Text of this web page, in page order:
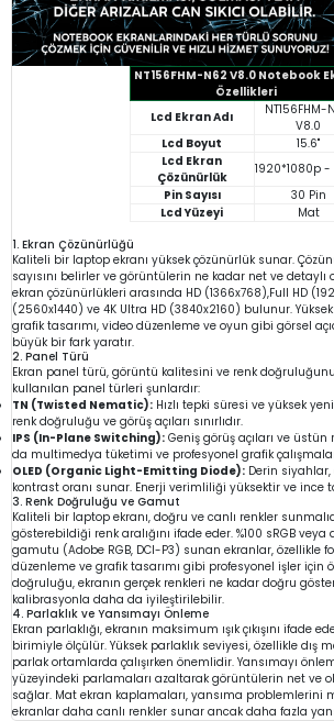
NT156FHM-N62 V8.0 Notebook
Özellikleri
Lcd Ekran Adı
NT156FHM-
V8.0
Lcd Boyut
15.6"
Lcd Ekran
Çözünürlük
1920*1080p -
Pin Sayısı
30 Pin
Lcd Yüzeyi
Mat
1. Ekran Çözünürlüğü
Kaliteli bir laptop ekranı yüksek çözünürlük sunar.
sayısını belirler ve görüntülerin ne kadar net ve detaylı
ekran çözünürlükleri arasında HD (1366x768),Full HD
(2560x1440) ve 4K Ultra HD (3840x2160) bulunur.
grafik tasarımı, video düzenleme ve oyun gibi görsel
büyük bir fark yaratır.
2. Panel Türü
Ekran panel türü, görüntü kalitesini ve renk
kullanılan panel türleri şunlardır:
TN (Twisted Nematic): Hızlı tepki süresi ve yüksek
renk doğruluğu ve görüş açıları sınırlıdır.
IPS (In-Plane Switching): Geniş görüş açıları ve
da multimedya tüketimi ve profesyonel grafik
OLED (Organic Light-Emitting Diode): Derin siyahlar,
kontrast oranı sunar. Enerji verimliliği yüksektir ve ince
3. Renk Doğruluğu ve Gamut
Kaliteli bir laptop ekranı, doğru ve canlı renkler
gösterebildiği renk aralığını ifade eder. %100 sRGB
gamutu (Adobe RGB, DCI-P3) sunan ekranlar, özellikle
düzenleme ve grafik tasarımı gibi profesyonel işler için
doğruluğu, ekranın gerçek renkleri ne kadar doğru
kalibrasyonla daha da iyileştirilebilir.
4. Parlaklık ve Yansımayı Önleme
Ekran parlaklığı, ekranın maksimum ışık çıkışını ifade
birimiyle ölçülür. Yüksek parlaklık seviyesi, özellikle dış
parlak ortamlarda çalışırken önemlidir. Yansımayı
yüzeyindeki parlamaları azaltarak görüntülerin net ve
sağlar. Mat ekran kaplamaları, yansıma problemlerini
ekranlar daha canlı renkler sunar ancak daha fazla